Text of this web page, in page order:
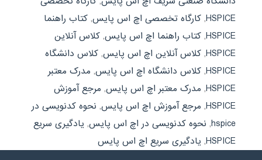
HSPICE
, کارگاه تخصصی اچ اس پایس, کتاب راهنما
HSPICE
, کتاب راهنما اچ اس پایس, کلاس آنلاین
HSPICE
, کلاس آنلاین اچ اس پایس, کلاس دانشگاه
HSPICE
, کلاس دانشگاه اچ اس پایس, مدرک معتبر
HSPICE
, مدرک معتبر اچ اس پایس, مرجع آموزش
HSPICE
, مرجع آموزش اچ اس پایس, نحوه کدنویسی در
hspice
, نحوه کدنویسی در اچ اس پایس, یادگیری سریع
HSPICE
, یادگیری سریع اچ اس پایس